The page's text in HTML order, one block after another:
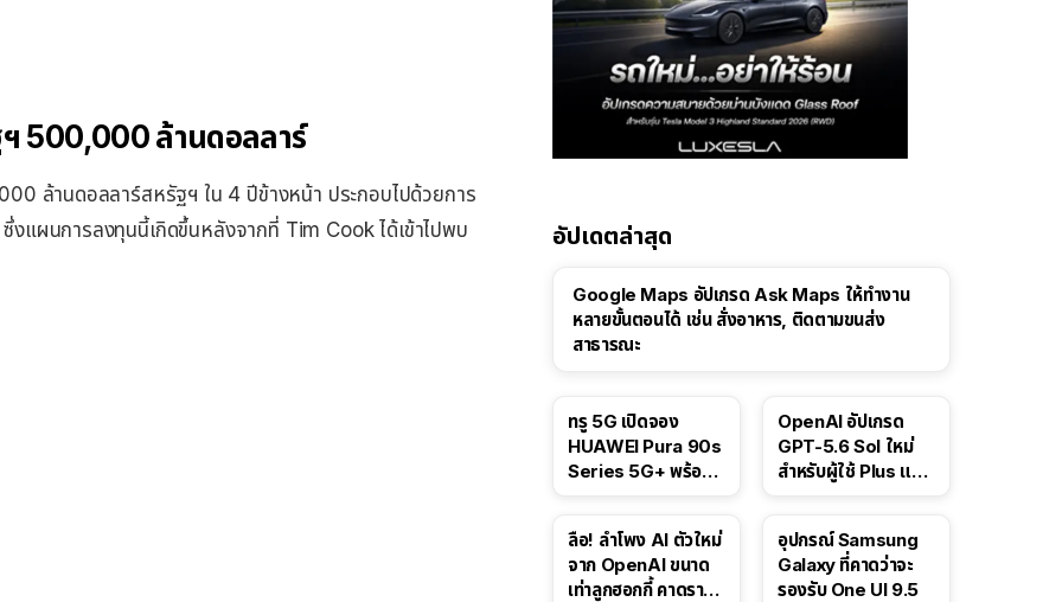
500,000 ล้านดอลลาร์
ล้านดอลลาร์สหรัฐฯ ใน 4 ปีข้างหน้า ประกอบไปด้วยการ
แผนการลงทุนนี้เกิดขึ้นหลังจากที่ Tim Cook ได้เข้าไปพบ
อัปเดตล่าสุด
Google Maps อัปเกรด Ask Maps ให้ทำงาน
หลายขั้นตอนได้ เช่น สั่งอาหาร, ติดตามขนส่ง
สาธารณะ
ทรู 5G เปิดจอง
HUAWEI Pura 90s
Series 5G+ พร้อม
OpenAI อัปเกรด
GPT-5.6 Sol ใหม่
สำหรับผู้ใช้ Plus และ
ลือ! ลำโพง AI ตัวใหม่
จาก OpenAI ขนาด
เท่าลูกฮอกกี้ คาดราคา
อุปกรณ์ Samsung
Galaxy ที่คาดว่าจะ
รองรับ One UI 9.5